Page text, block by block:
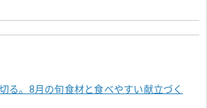
る。8月の旬食材と食べやすい献立づく